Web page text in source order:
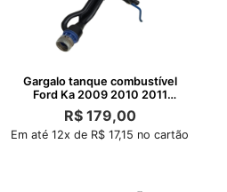
Gargalo tanque combustível
Ford Ka 2009 2010 2011
2012 2013
R$179,00
Em até 12x de R$ 17,15 no cartão